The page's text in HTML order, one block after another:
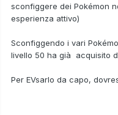
sconfiggere dei Pokémon
esperienza attivo)
Sconfiggendo i vari
livello 50 ha già acquisito
Per EVsarlo da capo,